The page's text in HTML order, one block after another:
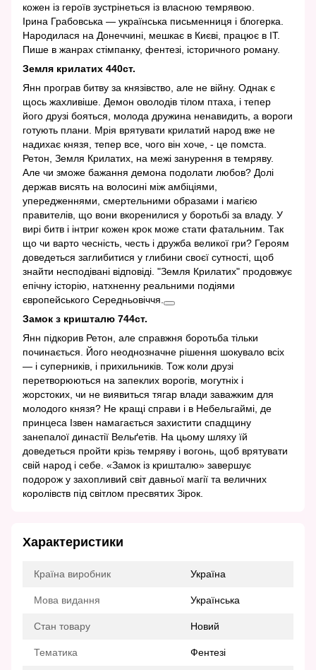
кожен із героїв зустрінеться із власною темрявою.
Ірина Грабовська — українська письменниця і блогерка.
Народилася на Донеччині, мешкає в Києві, працює в IT.
Пише в жанрах стімпанку, фентезі, історичного роману.
Земля крилатих 440ст.
Янн програв битву за князівство, але не війну. Однак є
щось жахливіше. Демон оволодів тілом птаха, і тепер
його друзі бояться, молода дружина ненавидить, а вороги
готують плани. Мрія врятувати крилатий народ вже не
надихає князя, тепер все, чого він хоче, - це помста.
Ретон, Земля Крилатих, на межі занурення в темряву.
Але чи зможе бажання демона подолати любов? Долі
держав висять на волосині між амбіціями,
упередженнями, смертельними образами і магією
правителів, що вони вкоренилися у боротьбі за владу. У
вирі битв і інтриг кожен крок може стати фатальним. Так
що чи варто чесність, честь і дружба великої гри? Героям
доведеться заглибитися у глибини своєї сутності, щоб
знайти несподівані відповіді. "Земля Крилатих" продовжує
епічну історію, натхненну реальними подіями
європейського Середньовіччя.
Замок з кришталю 744ст.
Янн підкорив Ретон, але справжня боротьба тільки
починається. Його неоднозначне рішення шокувало всіх
— і суперників, і прихильників. Тож коли друзі
перетворюються на запеклих ворогів, могутніх і
жорстоких, чи не виявиться тягар влади заважким для
молодого князя? Не кращі справи і в Небельгаймі, де
принцеса Ізвен намагається захистити спадщину
занепалої династії Вельґетів. На цьому шляху їй
доведеться пройти крізь темряву і вогонь, щоб врятувати
свій народ і себе. «Замок із кришталю» завершує
подорож у захопливий світ давньої магії та величних
королівств під світлом пресвятих Зірок.
Характеристики
Країна виробник Україна
Мова видання Українська
Стан товару Новий
Тематика Фентезі